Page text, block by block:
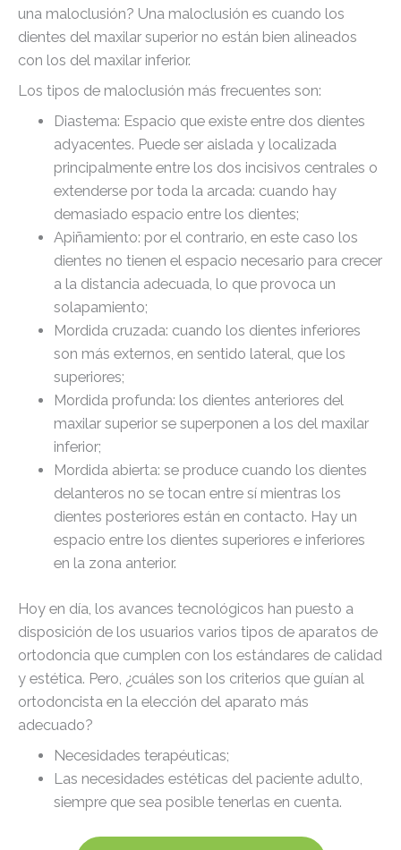
una maloclusión? Una maloclusión es cuando los
dientes del maxilar superior no están bien alineados
con los del maxilar inferior.
Los tipos de maloclusión más frecuentes son:
Diastema: Espacio que existe entre dos dientes
adyacentes. Puede ser aislada y localizada
principalmente entre los dos incisivos centrales o
extenderse por toda la arcada: cuando hay
demasiado espacio entre los dientes;
Apiñamiento: por el contrario, en este caso los
dientes no tienen el espacio necesario para crecer
a la distancia adecuada, lo que provoca un
solapamiento;
Mordida cruzada: cuando los dientes inferiores
son más externos, en sentido lateral, que los
superiores;
Mordida profunda: los dientes anteriores del
maxilar superior se superponen a los del maxilar
inferior;
Mordida abierta: se produce cuando los dientes
delanteros no se tocan entre sí mientras los
dientes posteriores están en contacto. Hay un
espacio entre los dientes superiores e inferiores
en la zona anterior.
Hoy en día, los avances tecnológicos han puesto a
disposición de los usuarios varios tipos de aparatos de
ortodoncia que cumplen con los estándares de calidad
y estética. Pero, ¿cuáles son los criterios que guían al
ortodoncista en la elección del aparato más
adecuado?
Necesidades terapéuticas;
Las necesidades estéticas del paciente adulto,
siempre que sea posible tenerlas en cuenta.